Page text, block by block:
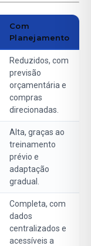
Com
Planejamento
Reduzidos, com
previsão
orçamentária e
compras
direcionadas.
Alta, graças ao
treinamento
prévio e
adaptação
gradual.
Completa, com
dados
centralizados e
acessíveis a